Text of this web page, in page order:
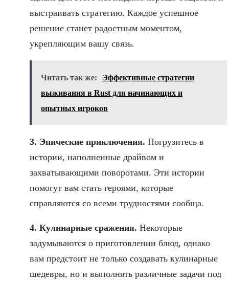
выстраивать стратегию. Каждое успешное
решение станет радостным моментом,
укрепляющим вашу связь.
Читать так же:
Эффективные стратегии
выживания в Rust для начинающих и
опытных игроков
3. Эпические приключения. Погрузитесь в
истории, наполненные драйвом и
захватывающими поворотами. Эти истории
помогут вам стать героями, которые
справляются со всеми трудностями сообща.
4. Кулинарные сражения. Некоторые
задумываются о приготовлении блюд, однако
вам предстоит не только создавать кулинарные
шедевры, но и выполнять различные задачи под